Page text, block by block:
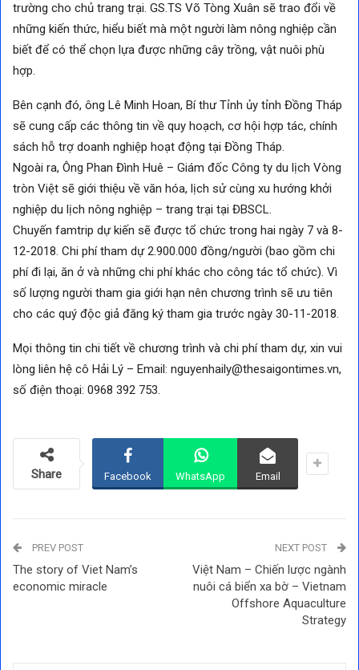
trường cho chủ trang trại. GS.TS Võ Tòng Xuân sẽ trao đổi về
những kiến thức, hiểu biết mà một người làm nông nghiệp cần
biết để có thể chọn lựa được những cây trồng, vật nuôi phù
hợp.
Bên cạnh đó, ông Lê Minh Hoan, Bí thư Tỉnh ủy tỉnh Đồng Tháp
sẽ cung cấp các thông tin về quy hoạch, cơ hội hợp tác, chính
sách hỗ trợ doanh nghiệp hoạt động tại Đồng Tháp.
Ngoài ra, Ông Phan Đình Huê – Giám đốc Công ty du lịch Vòng
tròn Việt sẽ giới thiệu về văn hóa, lịch sử cùng xu hướng khởi
nghiệp du lịch nông nghiệp – trang trại tại ĐBSCL.
Chuyến famtrip dự kiến sẽ được tổ chức trong hai ngày 7 và 8-
12-2018. Chi phí tham dự 2.900.000 đồng/người (bao gồm chi
phí đi lại, ăn ở và những chi phí khác cho công tác tổ chức). Vì
số lượng người tham gia giới hạn nên chương trình sẽ ưu tiên
cho các quý độc giả đăng ký tham gia trước ngày 30-11-2018.
Mọi thông tin chi tiết về chương trình và chi phí tham dự, xin vui
lòng liên hệ cô Hải Lý – Email: nguyenhaily@thesaigontimes.vn,
số điện thoại: 0968 392 753.
Share Facebook WhatsApp Email
PREV POST
The story of Viet Nam’s
economic miracle
NEXT POST
Việt Nam – Chiến lược ngành
nuôi cá biển xa bờ – Vietnam
Offshore Aquaculture
Strategy